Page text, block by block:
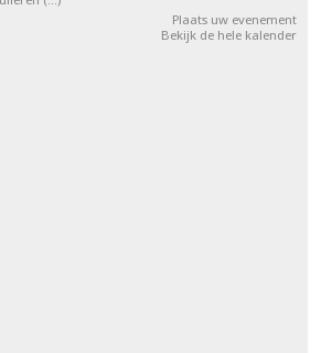
Plaats uw evenement
Bekijk de hele kalender